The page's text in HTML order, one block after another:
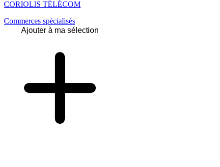
CORIOLIS TÉLÉCOM
Commerces spécialisés
Ajouter à ma sélection